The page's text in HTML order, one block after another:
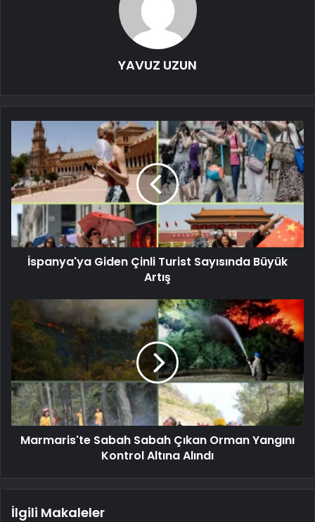
YAVUZ UZUN
İspanya'ya Giden Çinli Turist Sayısında Büyük
Artış
Marmaris'te Sabah Sabah Çıkan Orman Yangını
Kontrol Altına Alındı
İlgili Makaleler